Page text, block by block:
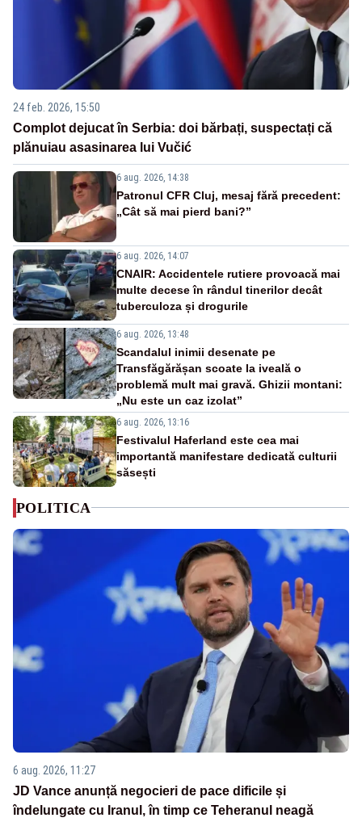
24 feb. 2026, 15:50
Complot dejucat în Serbia: doi bărbați, suspectați că
plănuiau asasinarea lui Vučić
6 aug. 2026, 14:38
Patronul CFR Cluj, mesaj fără precedent:
„Cât să mai pierd bani?”
6 aug. 2026, 14:07
CNAIR: Accidentele rutiere provoacă mai
multe decese în rândul tinerilor decât
tuberculoza și drogurile
6 aug. 2026, 13:48
Scandalul inimii desenate pe
Transfăgărășan scoate la iveală o
problemă mult mai gravă. Ghizii montani:
„Nu este un caz izolat”
6 aug. 2026, 13:16
Festivalul Haferland este cea mai
importantă manifestare dedicată culturii
săsești
POLITICA
6 aug. 2026, 11:27
JD Vance anunță negocieri de pace dificile și
îndelungate cu Iranul, în timp ce Teheranul neagă